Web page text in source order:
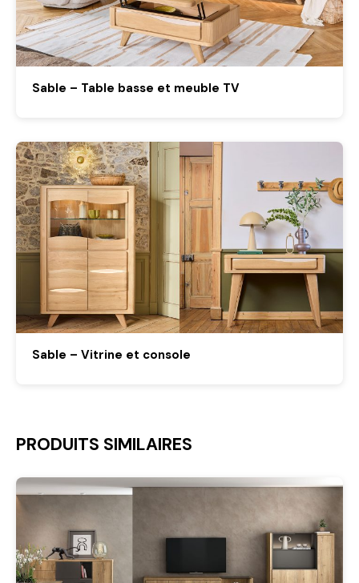
Sable – Table basse et meuble TV
Sable – Vitrine et console
PRODUITS SIMILAIRES